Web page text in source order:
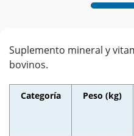
Suplemento mineral y
bovinos.
Categoría Peso (kg)